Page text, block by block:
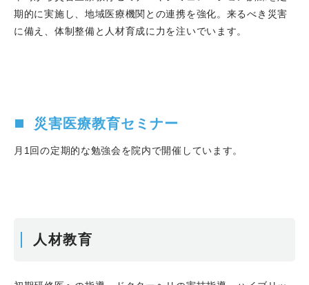
期的に実施し、地域医療機関との連携を強化。来るべき災害
に備え、体制整備と人材育成に力を注いでいます。
災害医療教育セミナー
月1回の定期的な勉強会を院内で開催しています。
人材教育